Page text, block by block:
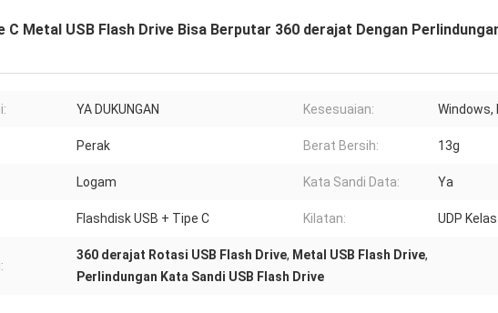
C Metal USB Flash Drive Bisa Berputar 360 derajat Dengan
YA DUKUNGAN Kesesuaian: Windows,
Perak Berat Bersih: 13g
Logam Kata Sandi Data: Ya
Flashdisk USB + Tipe C Kilatan: UDP
360 derajat Rotasi USB Flash Drive, Metal USB Flash Drive,
Perlindungan Kata Sandi USB Flash Drive